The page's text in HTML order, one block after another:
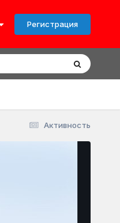
Регистрация
Активность